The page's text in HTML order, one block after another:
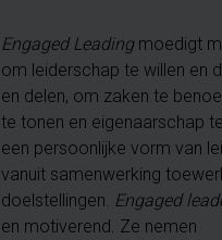
Engaged Leadingmoedigt
om leiderschap te willen en
en delen, om zaken te
te tonen en eigenaarschap
een persoonlijke vorm van
vanuit samenwerking
doelstellingen. Engaged
en motiverend. Ze nemen